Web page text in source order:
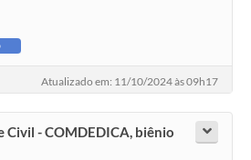
Atualizado em: 11/10/2024 às 09h17
Civil - COMDEDICA, biênio